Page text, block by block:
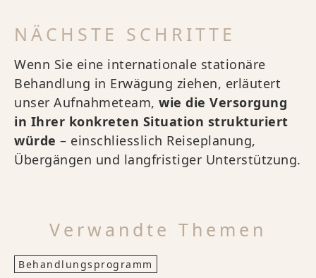
NÄCHSTE SCHRITTE
Wenn Sie eine internationale stationäre
Behandlung in Erwägung ziehen, erläutert
unser Aufnahmeteam, wie die Versorgung
in Ihrer konkreten Situation strukturiert
würde – einschliesslich Reiseplanung,
Übergängen und langfristiger Unterstützung.
Verwandte Themen
Behandlungsprogramm